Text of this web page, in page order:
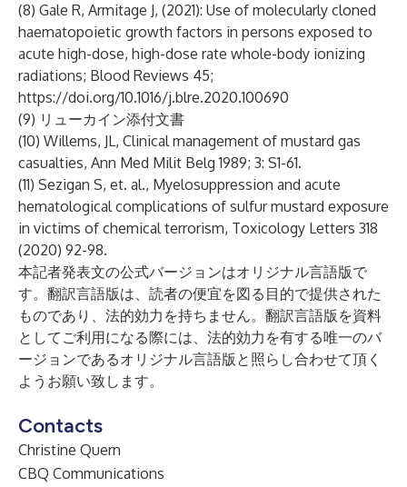
(8) Gale R, Armitage J, (2021): Use of molecularly cloned
haematopoietic growth factors in persons exposed to
acute high-dose, high-dose rate whole-body ionizing
radiations; Blood Reviews 45;
https://doi.org/10.1016/j.blre.2020.100690
(9) リューカイン添付文書
(10) Willems, JL, Clinical management of mustard gas
casualties, Ann Med Milit Belg 1989; 3: S1-61.
(11) Sezigan S, et. al., Myelosuppression and acute
hematological complications of sulfur mustard exposure
in victims of chemical terrorism, Toxicology Letters 318
(2020) 92-98.
本記者発表文の公式バージョンはオリジナル言語版で
す。翻訳言語版は、読者の便宜を図る目的で提供された
ものであり、法的効力を持ちません。翻訳言語版を資料
としてご利用になる際には、法的効力を有する唯一のバ
ージョンであるオリジナル言語版と照らし合わせて頂く
ようお願い致します。
Contacts
Christine Quern
CBQ Communications